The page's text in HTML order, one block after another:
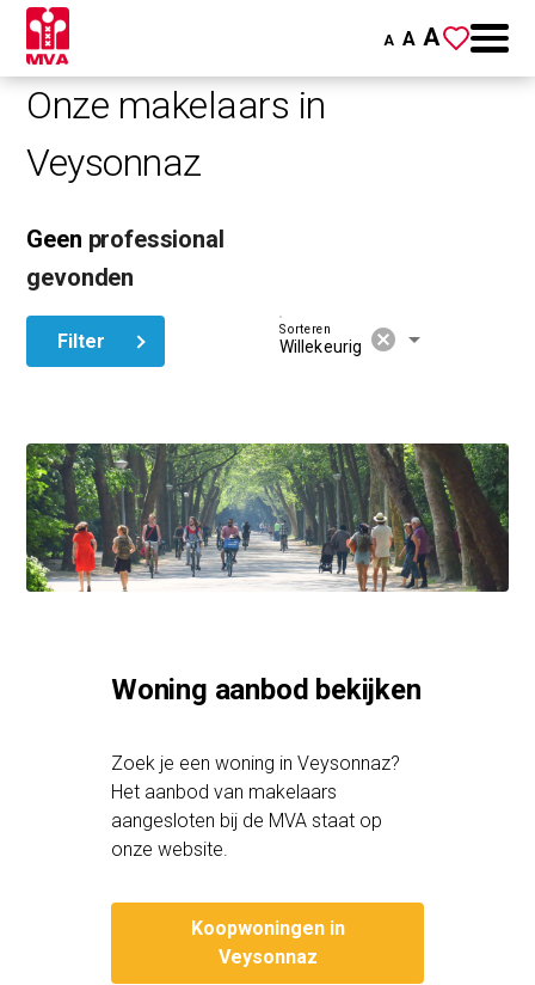
A A A
Onze makelaars in
Veysonnaz
Filter
Geen professional
gevonden
Willekeurig
Sorteren cancel arrow_drop_down
Woning aanbod bekijken
Zoek je een woning in Veysonnaz?
Het aanbod van makelaars
aangesloten bij de MVA staat op
onze website.
Koopwoningen in
Veysonnaz